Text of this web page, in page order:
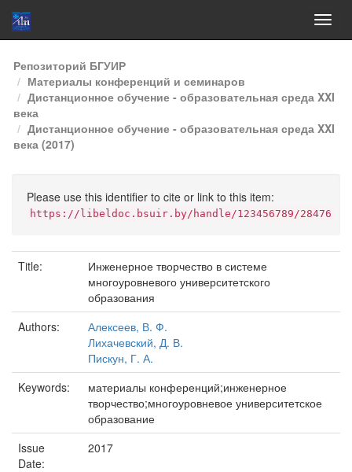
Skip
navigation
Репозиторий БГУИР
Материалы конференций и семинаров
Дистанционное обучение - образовательная среда XXI
века
Дистанционное обучение - образовательная среда XXI
века (2017)
Please use this identifier to cite or link to this item:
https://libeldoc.bsuir.by/handle/123456789/28476
Title:
Инженерное творчество в системе
многоуровневого университетского
образования
Authors:
Алексеев, В. Ф.
Лихачевский, Д. В.
Пискун, Г. А.
Keywords:
материалы конференций;инженерное
творчество;многоуровневое университетское
образование
Issue
Date:
2017